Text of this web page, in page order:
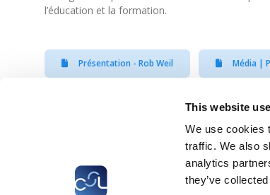
This website
We use cookies
traffic. We also
analytics
they’ve
l’éducation et la formation.
Présentation - Rob Weil Média |
® CHAMBER OF EMPLOYEES 2026